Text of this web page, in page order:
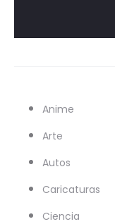
Anime
Arte
Autos
Caricaturas
Ciencia